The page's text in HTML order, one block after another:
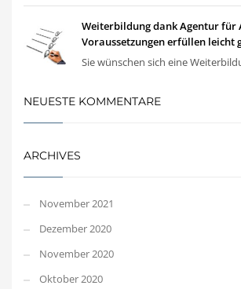
Weiterbildung dank Agentur für
Voraussetzungen erfüllen leicht
Sie wünschen sich eine
NEUESTE KOMMENTARE
ARCHIVES
November 2021
Dezember 2020
November 2020
Oktober 2020